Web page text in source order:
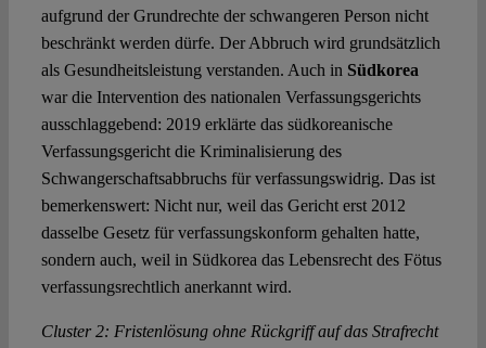
aufgrund der Grundrechte der schwangeren Person nicht
beschränkt werden dürfe. Der Abbruch wird grundsätzlich
als Gesundheitsleistung verstanden. Auch in Südkorea
war die Intervention des nationalen Verfassungsgerichts
ausschlaggebend: 2019 erklärte das südkoreanische
Verfassungsgericht die Kriminalisierung des
Schwangerschaftsabbruchs für verfassungswidrig. Das ist
bemerkenswert: Nicht nur, weil das Gericht erst 2012
dasselbe Gesetz für verfassungskonform gehalten hatte,
sondern auch, weil in Südkorea das Lebensrecht des Fötus
verfassungsrechtlich anerkannt wird.
Cluster 2: Fristenlösung ohne Rückgriff auf das Strafrecht